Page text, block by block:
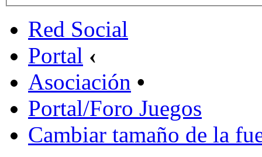
Red Social
Portal ‹
Asociación •
Portal/Foro Juegos
Cambiar tamaño de la